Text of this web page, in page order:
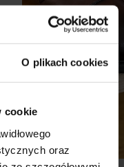
O plikach cookies
cookie
oraz